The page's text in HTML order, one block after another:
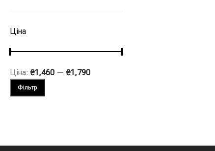
Ціна
Фільтр
Ціна: ₴1,460 — ₴1,790